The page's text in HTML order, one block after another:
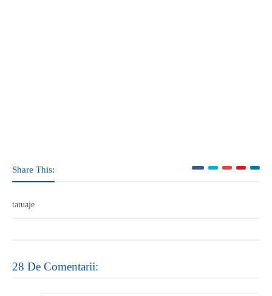
Share This:
tatuaje
28 De Comentarii: